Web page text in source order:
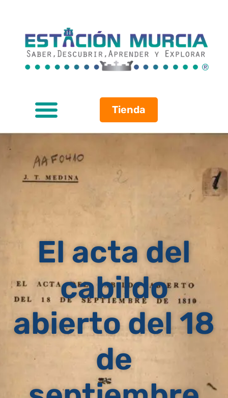
Tienda
El acta del
cabildo
abierto del 18
de